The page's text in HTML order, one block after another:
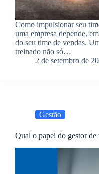
Como impulsionar seu
uma empresa depende,
do seu time de vendas.
treinado não só…
2 de setembro de
Gestão
Qual o papel do gestor de